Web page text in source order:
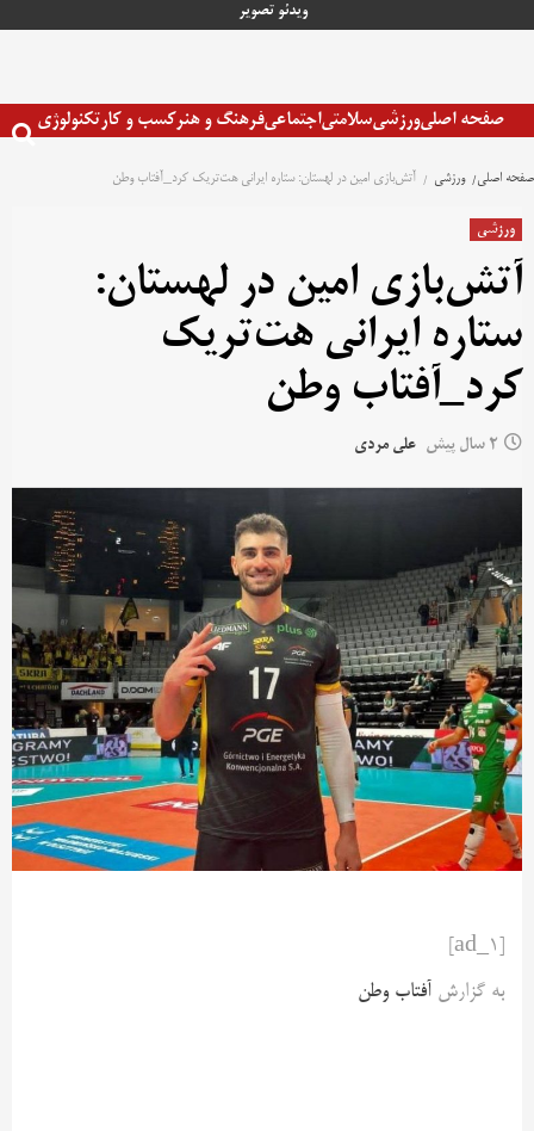
ویدئو تصویر
صفحه اصلیورزشیسلامتیاجتماعیفرهنگ و هنرکسب و کارتکنولوژی
صفحه اصلی ورزشی آتش‌بازی امین در لهستان: ستاره ایرانی هت‌تریک کرد_آفتاب وطن
ورزشی
آتش‌بازی امین در لهستان:
ستاره ایرانی هت‌تریک
کرد_آفتاب وطن
2 سال پیش علی مردی
به گزارش آفتاب وطن